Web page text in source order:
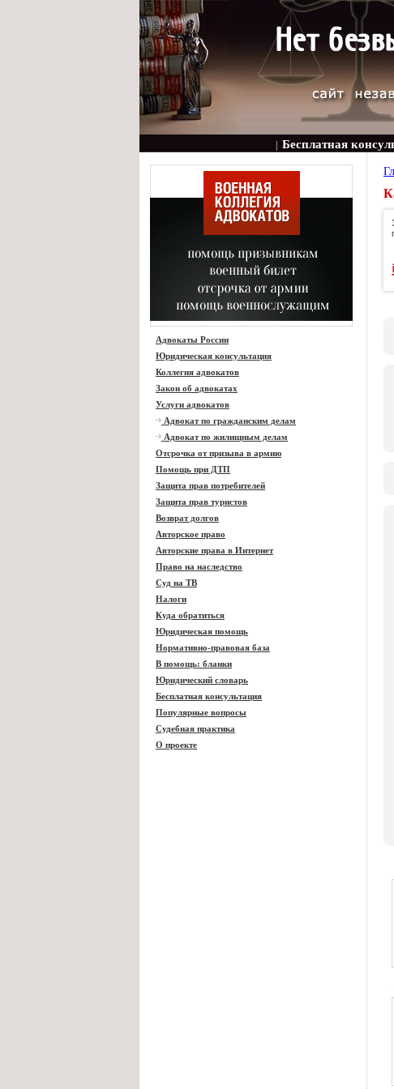
Бесплатная
Адвокаты России
Юридическая консультация
Коллегия адвокатов
Закон об адвокатах
Услуги адвокатов
Адвокат по гражданским делам
Адвокат по жилищным делам
Отсрочка от призыва в армию
Помощь при ДТП
Защита прав потребителей
Защита прав туристов
Возврат долгов
Авторское право
Авторские права в Интернет
Право на наследство
Суд на ТВ
Налоги
Куда обратиться
Юридическая помощь
Нормативно-правовая база
В помощь: бланки
Юридический словарь
Бесплатная консультация
Популярные вопросы
Судебная практика
О проекте